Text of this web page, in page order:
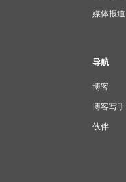
媒体报道
导航
博客
博客写手
伙伴